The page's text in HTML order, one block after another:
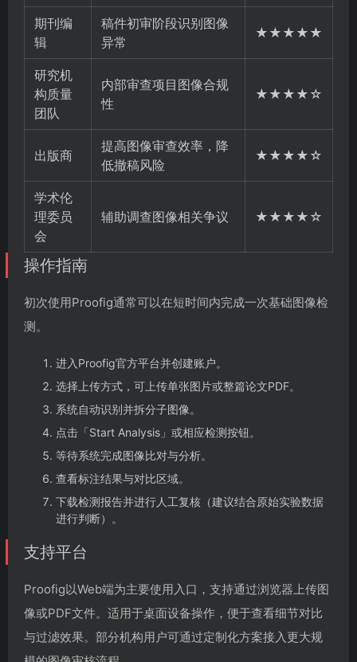
期刊编
辑
稿件初审阶段识别图像
异常
★★★★★
研究机
构质量
团队
内部审查项目图像合规
性
★★★★☆
出版商
提高图像审查效率，降
低撤稿风险
★★★★☆
学术伦
理委员
会
辅助调查图像相关争议 ★★★★☆
操作指南
初次使用Proofig通常可以在短时间内完成一次基础图像检
测。
进入Proofig官方平台并创建账户。
选择上传方式，可上传单张图片或整篇论文PDF。
系统自动识别并拆分子图像。
点击「Start Analysis」或相应检测按钮。
等待系统完成图像比对与分析。
查看标注结果与对比区域。
下载检测报告并进行人工复核（建议结合原始实验数据
进行判断）。
支持平台
Proofig以Web端为主要使用入口，支持通过浏览器上传图
像或PDF文件。适用于桌面设备操作，便于查看细节对比
与过滤效果。部分机构用户可通过定制化方案接入更大规